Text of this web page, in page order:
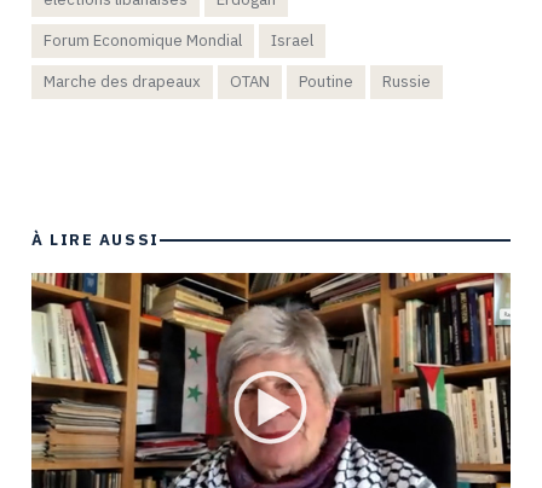
Forum Economique Mondial
Israel
Marche des drapeaux
OTAN Poutine Russie
À LIRE AUSSI